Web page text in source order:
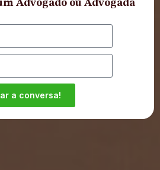
Advogado ou Advogada
a conversa!